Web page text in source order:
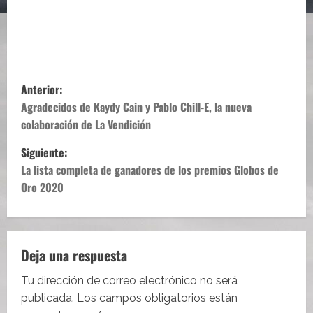
N
a
v
e
g
a
c
i
Anterior:
Agradecidos de Kaydy Cain y Pablo Chill-E, la nueva
colaboración de La Vendición
Siguiente:
La lista completa de ganadores de los premios Globos de
Oro 2020
Deja una respuesta
Tu dirección de correo electrónico no será
publicada. Los campos obligatorios están